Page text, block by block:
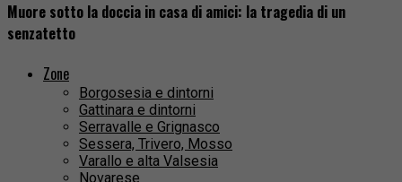
Muore sotto la doccia in casa di amici: la tragedia di un
senzatetto
Zone
Borgosesia e dintorni
Gattinara e dintorni
Serravalle e Grignasco
Sessera, Trivero, Mosso
Varallo e alta Valsesia
Novarese